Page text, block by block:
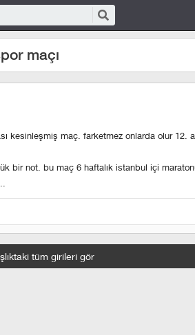
maçı
kesinleşmiş maç. farketmez onlarda olur 12.
bir not. bu maç 6 haftalık istanbul içi
tüm girileri gör